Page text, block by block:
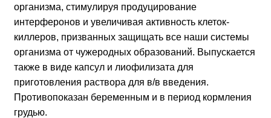
организма, стимулируя продуцирование
интерферонов и увеличивая активность клеток-
киллеров, призванных защищать все наши системы
организма от чужеродных образований. Выпускается
также в виде капсул и лиофилизата для
приготовления раствора для в/в введения.
Противопоказан беременным и в период кормления
грудью.